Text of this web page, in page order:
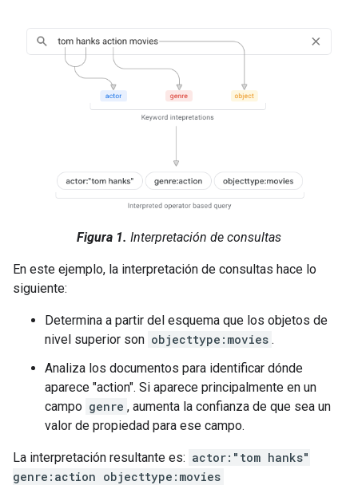
Figura 1. Interpretación de consultas
En este ejemplo, la interpretación de consultas hace lo
siguiente:
Determina a partir del esquema que los objetos de
nivel superior son objecttype:movies .
Analiza los documentos para identificar dónde
aparece "action". Si aparece principalmente en un
campo genre , aumenta la confianza de que sea un
valor de propiedad para ese campo.
La interpretación resultante es: actor:"tom hanks"
genre:action objecttype:movies